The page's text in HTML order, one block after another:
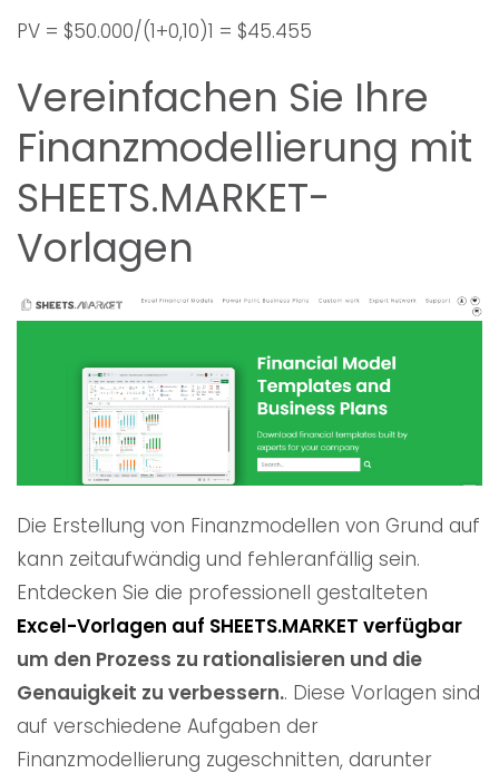
PV = $50.000/(1+0,10)1 = $45.455
Vereinfachen Sie Ihre
Finanzmodellierung mit
SHEETS.MARKET-
Vorlagen
Die Erstellung von Finanzmodellen von Grund auf
kann zeitaufwändig und fehleranfällig sein.
Entdecken Sie die professionell gestalteten
Excel-Vorlagen auf SHEETS.MARKET verfügbar
um den Prozess zu rationalisieren und die
Genauigkeit zu verbessern.. Diese Vorlagen sind
auf verschiedene Aufgaben der
Finanzmodellierung zugeschnitten, darunter